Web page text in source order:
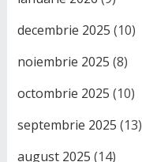
decembrie 2025 (10)
noiembrie 2025 (8)
octombrie 2025 (10)
septembrie 2025 (13)
august 2025 (14)